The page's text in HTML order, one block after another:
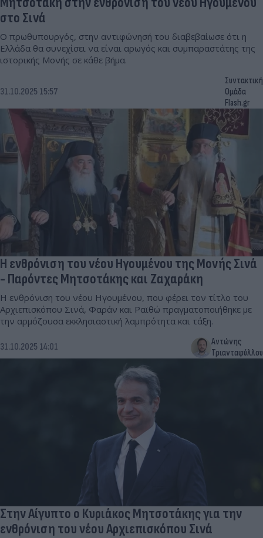
στο Σινά
Ο πρωθυπουργός, στην αντιφώνησή του διαβεβαίωσε ότι η
Ελλάδα θα συνεχίσει να είναι αρωγός και συμπαραστάτης της
ιστορικής Μονής σε κάθε βήμα.
31.10.2025 15:57
Συντακτική
Ομάδα
Flash.gr
Η ενθρόνιση του νέου Ηγουμένου της Μονής Σινά
- Παρόντες Μητσοτάκης και Ζαχαράκη
Η ενθρόνιση του νέου Ηγουμένου, που φέρει τον τίτλο του
Αρχιεπισκόπου Σινά, Φαράν και Ραϊθώ πραγματοποιήθηκε με
την αρμόζουσα εκκλησιαστική λαμπρότητα και τάξη.
31.10.2025 14:01
Αντώνης
Τριανταφύλλου
Στην Αίγυπτο ο Κυριάκος Μητσοτάκης για την
ενθρόνιση του νέου Αρχιεπισκόπου Σινά